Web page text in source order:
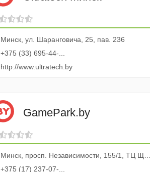
Минск, ул. Шаранговича, 25, пав. 236
+375 (33) 695-44-...
http://www.ultratech.by
GamePark.by
Минск, просп. Независимости, 155/1, ТЦ Щастье, эт. 2, пав. 48
+375 (17) 237-07-...